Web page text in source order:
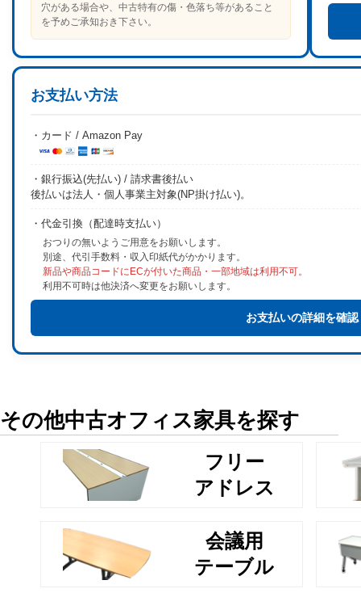
穴がある場合や、中古特有の傷・色落ち等があること
を予めご承知おき下さい。
お支払い方法
・カード / Amazon Pay
・銀行振込(先払い) / 請求書後払い
後払いは法人・個人事業主対象(NP掛け払い)。
・代金引換（配達時支払い）
おつりの無いようご用意をお願いします。
別途、代引手数料・収入印紙代がかかります。
新品や商品コードにECが付いた商品・一部地域は利用不可。
利用不可時は他決済へ変更をお願いします。
お支払いの詳細を確認
その他中古オフィス家具を探す
フリー
アドレス
会議用
テーブル